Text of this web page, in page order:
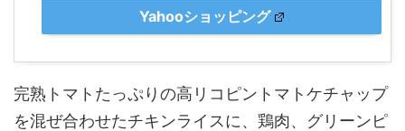
Yahooショッピング
完熟トマトたっぷりの高リコピントマトケチャップ
を混ぜ合わせたチキンライスに、鶏肉、グリーンピ